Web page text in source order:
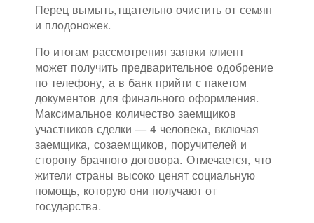
Перец вымыть,тщательно очистить от семян
и плодоножек.
По итогам рассмотрения заявки клиент
может получить предварительное одобрение
по телефону, а в банк прийти с пакетом
документов для финального оформления.
Максимальное количество заемщиков
участников сделки — 4 человека, включая
заемщика, созаемщиков, поручителей и
сторону брачного договора. Отмечается, что
жители страны высоко ценят социальную
помощь, которую они получают от
государства.